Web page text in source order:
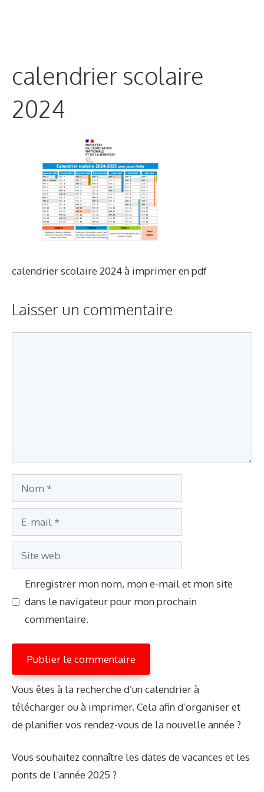
calendrier scolaire
2024
calendrier scolaire 2024 à imprimer en pdf
Laisser un commentaire
Nom
mail
Site
web
Enregistrer mon nom, mon e-mail et mon site
dans le navigateur pour mon prochain
commentaire.
Vous êtes à la recherche d’un calendrier à
télécharger ou à imprimer. Cela afin d’organiser et
de planifier vos rendez-vous de la nouvelle année ?
Vous souhaitez connaître les dates de vacances et les
ponts de l’année 2025 ?